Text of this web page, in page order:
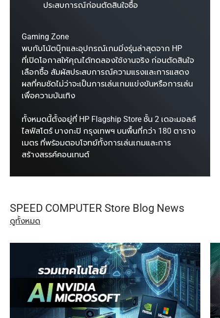
ประสบการณ์ก่อนตัดสินใจซื้อ
Gaming Zone
พบกับโน้ตบุ๊กและอุปกรณ์เกมมิ่งรุ่นล่าสุดจาก HP
ที่เปิดโอกาสให้คุณได้ทดลองใช้งานจริง ก่อนตัดสินใจ
เลือกซื้อ สัมผัสประสบการณ์ความแรงและการแสดง
ผลที่คมชัดไม่ว่าจะเป็นการเล่นเกมแข่งขันหรือการเล่น
เพื่อความบันเทิง
ทั้งหมดนี้ตั้งอยู่ที่ HP Flagship Store ชั้น 2 เดอะมอลล์
ไลฟ์สโตร์ บางกะปิ กรุงเทพฯ บนพื้นที่กว่า 180 ตาราง
เมตร ที่พร้อมตอบโจทย์ทั้งการเล่นเกมและการ
สร้างสรรค์คอนเทนต์
SPEED COMPUTER Store Blog News
ดูทั้งหมด